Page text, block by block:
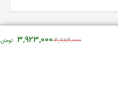
4,784,000قیمت
3,923,000